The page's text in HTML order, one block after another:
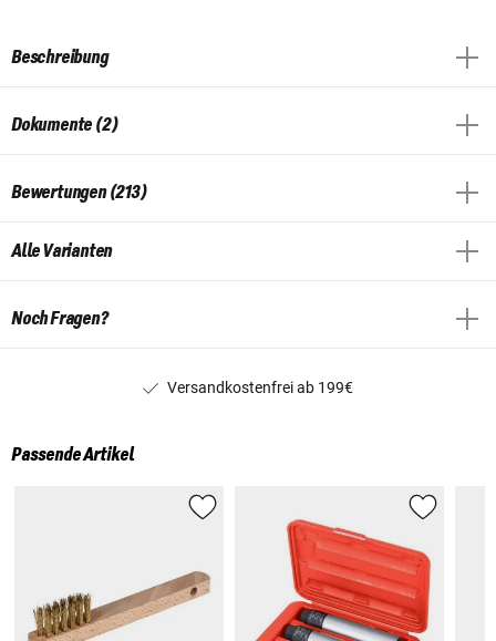
Beschreibung
Dokumente (2)
Bewertungen (213)
Alle Varianten
Noch Fragen?
Versandkostenfrei ab 199€
Passende Artikel